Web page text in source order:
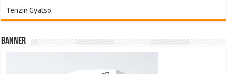
Tenzin Gyatso.
Banner